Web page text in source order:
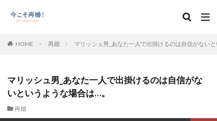
HOME 再婚 マリッシュ男_あなた一人で出掛けるのは自信がない
マリッシュ男_あなた一人で出掛けるのは自信がな
いというような場合は…。
再婚